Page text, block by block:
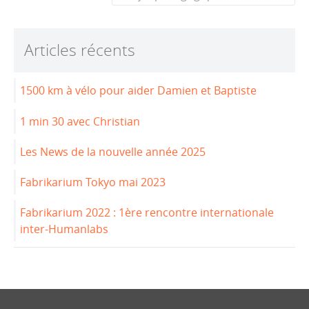
b dI
Articles récents
1500 km à vélo pour aider Damien et Baptiste
1 min 30 avec Christian
Les News de la nouvelle année 2025
Fabrikarium Tokyo mai 2023
Fabrikarium 2022 : 1ère rencontre internationale
inter-Humanlabs